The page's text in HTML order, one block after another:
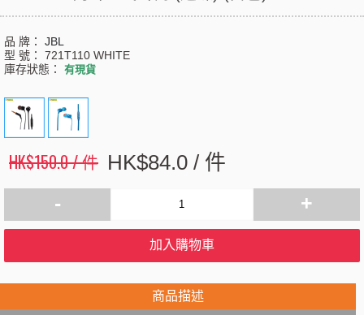
品 牌： JBL
型 號： 721T110 WHITE
庫存狀態： 有現貨
HK$150.0 / 件 HK$84.0 / 件
- +
加入購物車
商品描述